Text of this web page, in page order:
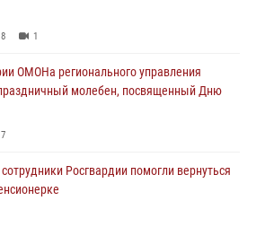
8 1
ОМОНа регионального управления
молебен, посвященный Дню
7
Росгвардии помогли вернуться